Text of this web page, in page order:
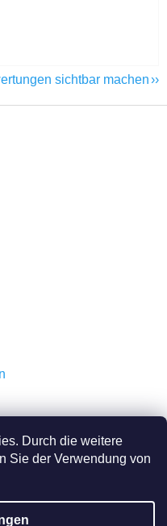
Durch die weitere
Sie der Verwendung von
5 von 5 Sternen.
sichtbar machen
Shoptet